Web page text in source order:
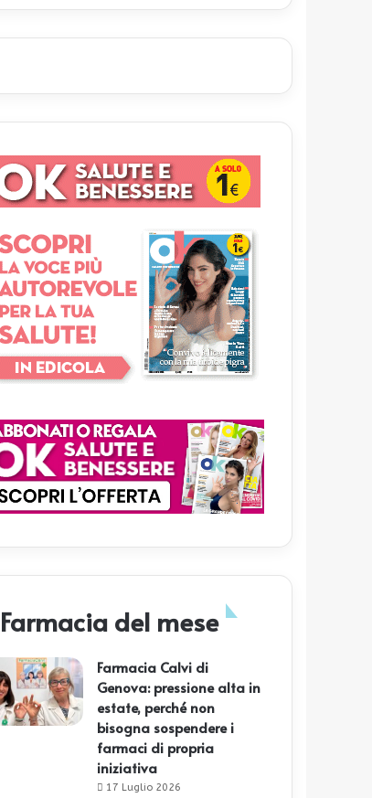
Farmacia del mese
Farmacia Calvi di
Genova: pressione alta in
estate, perché non
bisogna sospendere i
farmaci di propria
iniziativa
17 Luglio 2026